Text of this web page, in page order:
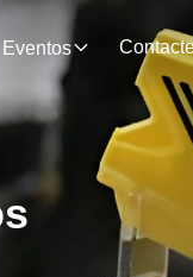
Eventos